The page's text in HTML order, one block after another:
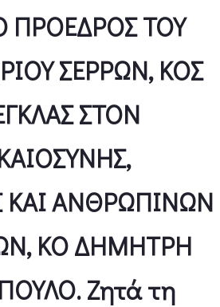
ΠΡΟΕΔΡΟΣ ΤΟΥ
ΣΕΡΡΩΝ, ΚΟΣ
ΣΤΟΝ
ΚΑΙ ΑΝΘΡΩΠΙΝΩΝ
ΚΟ ΔΗΜΗΤΡΗ
Ζητά τη